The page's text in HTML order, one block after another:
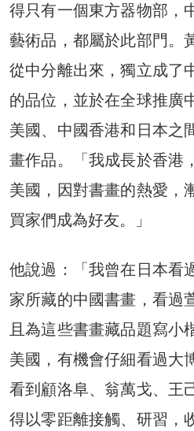
得只有一個東方器物部，
藝術品，都屬於此部門。
從中分離出來，獨立成了
的品位，並於在全球推廣
美國、中國香港和日本之
畫作品。「我成長於香港
美國，因對書畫的熱愛，
買家們成為好友。」
他說過：「我曾在日本看
家所藏的中國書畫，看過
且為這些書畫藏品題寫小
美國，有機會仔細看過大
看到顧洛阜、翁萬戈、王
得以零距離接觸、研習，